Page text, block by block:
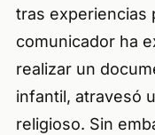
tras experiencias
comunicador ha
realizar un
infantil, atravesó
religioso. Sin